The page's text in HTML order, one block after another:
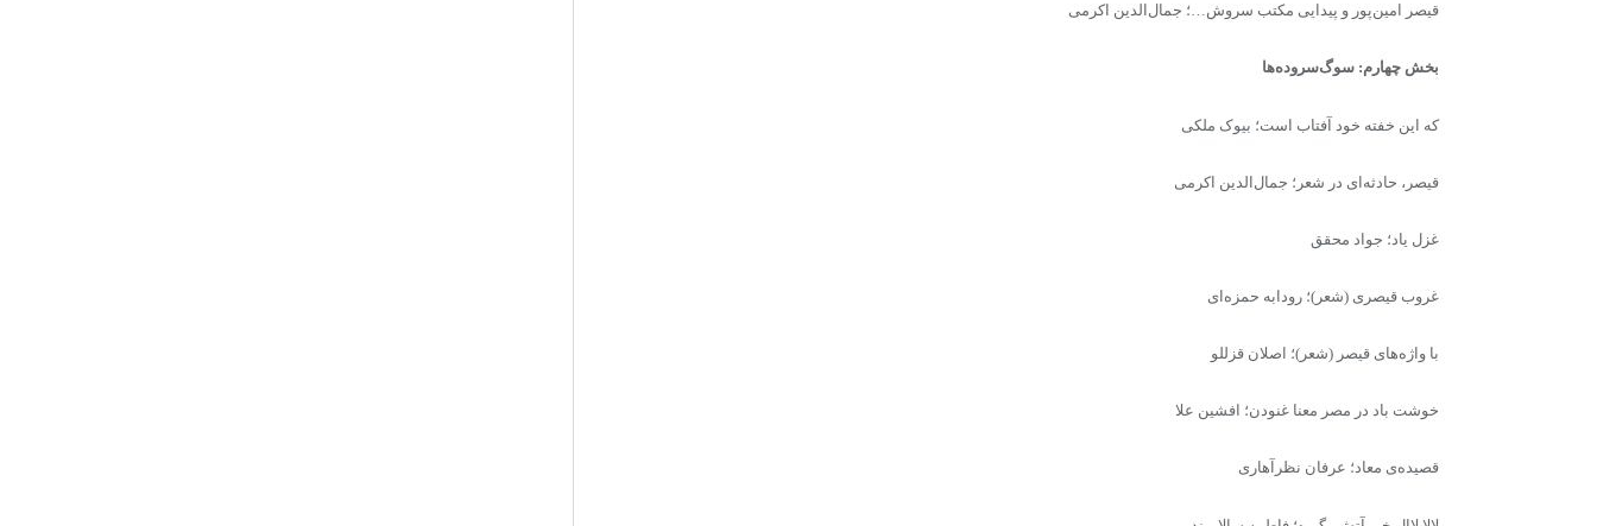
قیصر امین‌پور و پیدایی مکتب سروش…؛ جمال‌الدین اکرمی
بخش چهارم: سوگ‌سروده‌ها
که این خفته خود آفتاب است؛ بیوک ملکی
قیصر، حادثه‌ای در شعر؛ جمال‌الدین اکرمی
غزل یاد؛ جواد محقق
غروب قیصری (شعر)؛ رودابه حمزه‌ای
با واژه‌های قیصر (شعر)؛ اصلان قزللو
خوشت باد در مصر معنا غنودن؛ افشین علا
قصیده‌ی معاد؛‌ عرفان نظر‌آهاری